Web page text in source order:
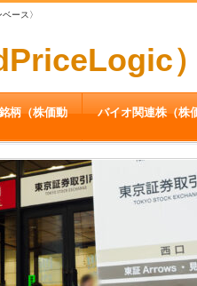
ース〉
柄（株価動 バイオ関連株（株